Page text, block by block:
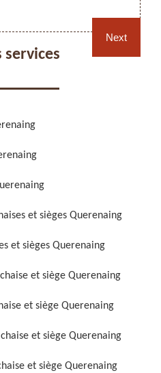
Cannage fauteuil, chaises
et sièges 59
Réfection de fauteuil,
Nettoyage de fauteuil,
chaise et siège 59
Next
services
et sièges Querenaing
et sièges Querenaing
et siège Querenaing
et siège Querenaing
et siège Querenaing
et siège Querenaing